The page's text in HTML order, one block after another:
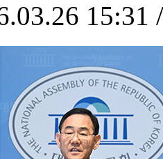
15:31